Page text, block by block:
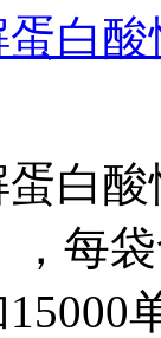
白
白
，每